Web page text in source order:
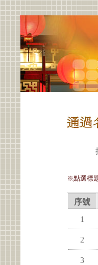
※點選標
序號
1
2
3